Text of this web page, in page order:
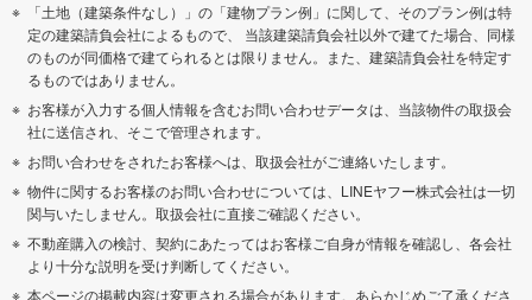
「土地（建築条件なし）」の「建物プラン例」に関して、そのプラン例は特
定の建築請負会社によるもので、 当該建築請負会社以外で建てた場合、同様
のものが同価格で建てられるとは限りません。また、建築請負会社を特定す
るものではありません。
お客様が入力する個人情報を含むお問い合わせデータは、当該物件の取扱会
社に送信され、そこで管理されます。
お問い合わせをされたお客様へは、取扱会社がご連絡いたします。
物件に関するお客様のお問い合わせについては、LINEヤフー株式会社は一切
関与いたしません。取扱会社に直接ご確認ください。
不動産購入の検討、契約にあたってはお客様ご自身が情報を確認し、各会社
より十分な説明を受け判断してください。
本ページの掲載内容は変更される場合があります。あらかじめご了承くださ